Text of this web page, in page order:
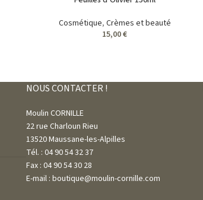
Cosmétique, Crèmes et beauté
15,00€
NOUS CONTACTER !
Moulin CORNILLE
22 rue Charloun Rieu
13520 Maussane-les-Alpilles
Tél. : 04 90 54 32 37
Fax : 04 90 54 30 28
E-mail : boutique@moulin-cornille.com